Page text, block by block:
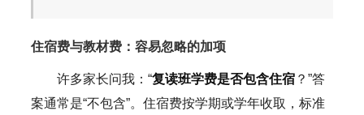
住宿费与教材费：容易忽略的加项
许多家长问我：“复读班学费是否包含住宿？”答
案通常是“不包含”。住宿费按学期或学年收取，标准